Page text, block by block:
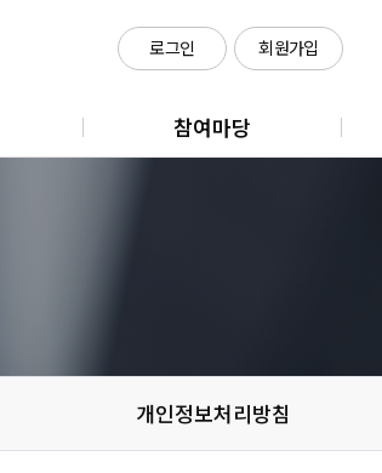
로그인 회원가입
참여마당
개인정보처리방침